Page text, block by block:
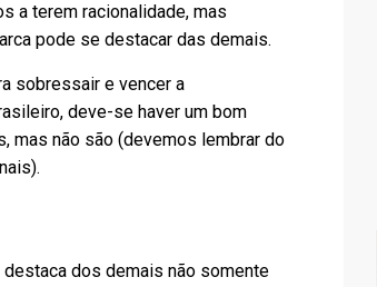
a terem racionalidade, mas
pode se destacar das demais.
sobressair e vencer a
deve-se haver um bom
mas não são (devemos lembrar do
dos demais não somente